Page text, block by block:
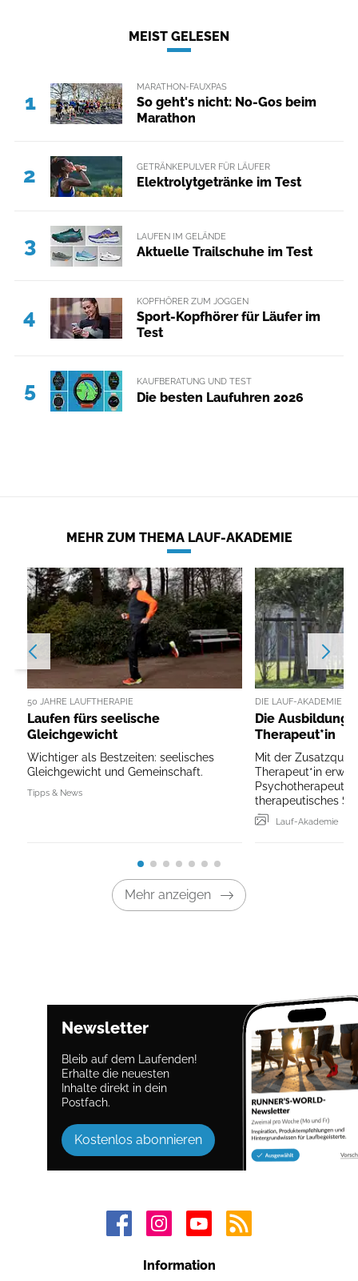
MEIST GELESEN
1
MARATHON-FAUXPAS
So geht's nicht: No-Gos beim
Marathon
2 GETRÄNKEPULVER FÜR LÄUFER
Elektrolytgetränke im Test
3 LAUFEN IM GELÄNDE
Aktuelle Trailschuhe im Test
4
KOPFHÖRER ZUM JOGGEN
Sport-Kopfhörer für Läufer im
Test
5 KAUFBERATUNG UND TEST
Die besten Laufuhren 2026
MEHR ZUM THEMA LAUF-AKADEMIE
50 JAHRE LAUFTHERAPIE
Laufen fürs seelische
Gleichgewicht
Wichtiger als Bestzeiten: seelisches
Gleichgewicht und Gemeinschaft.
Tipps & News
DIE LAUF-AKADEMIE
Die Ausbildung
Therapeut*in
Mit der
Therapeut*in
therapeutisches
Lauf-Akademie
Mehr anzeigen
Newsletter
Bleib auf dem Laufenden!
Erhalte die neuesten
Inhalte direkt in dein
Postfach.
Kostenlos abonnieren
Information